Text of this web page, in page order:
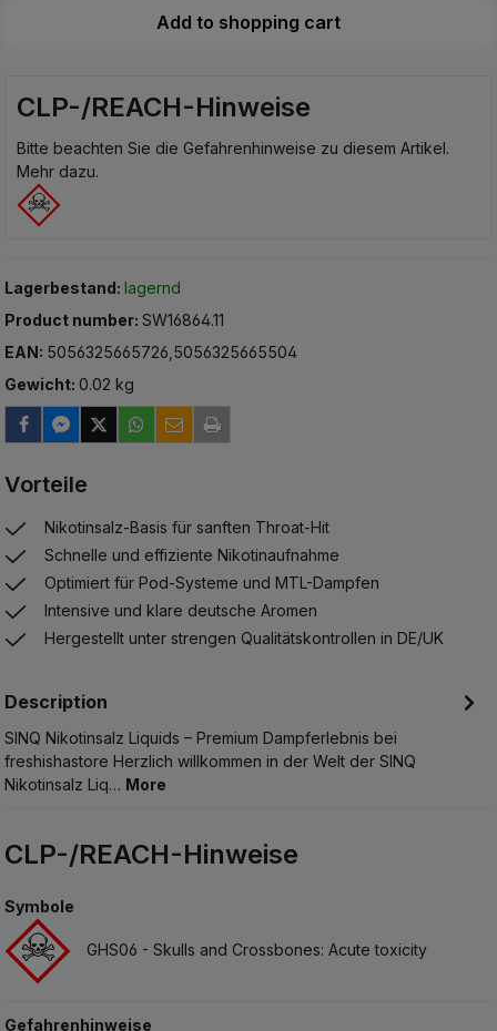
Add to shopping cart
CLP-/REACH-Hinweise
Bitte beachten Sie die Gefahrenhinweise zu diesem Artikel.
Mehr dazu.
Lagerbestand:lagernd
Product number:SW16864.11
EAN: 5056325665726,5056325665504
Gewicht: 0.02 kg
Vorteile
Nikotinsalz-Basis für sanften Throat-Hit
Schnelle und effiziente Nikotinaufnahme
Optimiert für Pod-Systeme und MTL-Dampfen
Intensive und klare deutsche Aromen
Hergestellt unter strengen Qualitätskontrollen in DE/UK
Description
SINQ Nikotinsalz Liquids – Premium Dampferlebnis bei
freshishastore Herzlich willkommen in der Welt der SINQ
Nikotinsalz Liq… More
CLP-/REACH-Hinweise
Symbole
GHS06 - Skulls and Crossbones: Acute toxicity
Gefahrenhinweise